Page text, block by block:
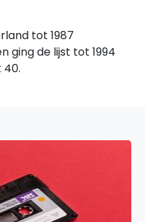
tot 1987
ging de lijst tot 1994
40.